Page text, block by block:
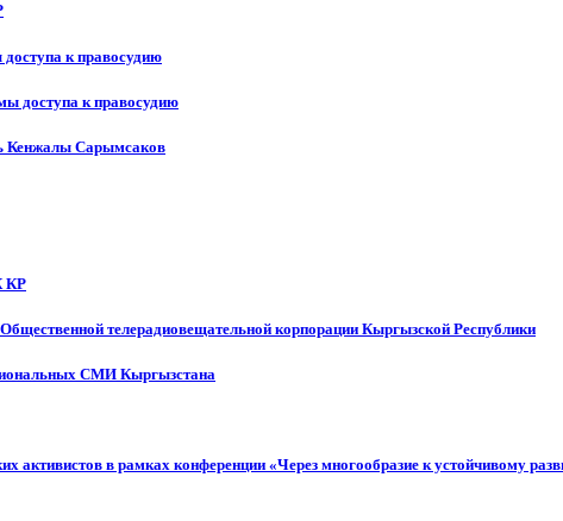
к правосудию
доступа к правосудию
Кенжалы Сарымсаков
КР
телерадиовещательной корпорации Кыргызской Республики
СМИ Кыргызстана
активистов в рамках конференции «Через многообразие к устойчивому